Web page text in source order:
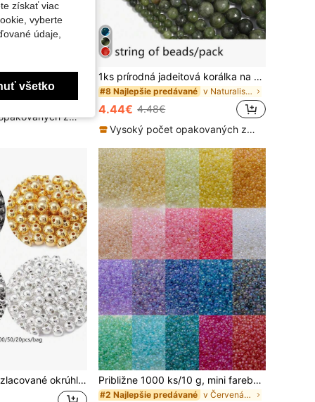
Vysoký počet opakovaných zákazníkov
1ks prírodná jadeitová korálka na výrobu modlitebných korálok, náramkov, náhrdelníkov, vintage korálkového materiálu
#8 Najlepšie predávané v Naturalistický Korálky
4.44€ 4.48€
Vysoký počet opakovaných zákazníkov
na výrobu ženských šperkov DIY ručne vyrábané doplnky 500/200/100/50/20 ks Približne 1000 ks/10 g, mini farebné sklenené seed korálky s vonkajším priemerom približne 1,8 mm, vhodné na ručnú tvorbu DIY, na výrobu náramkov, náhrdelníkov, prsteňov a doplnkov na nosenie
#2 Najlepšie predávané v Červená Korálky a korálkové potreby
získať viac
vyberte
údaje,
všetko